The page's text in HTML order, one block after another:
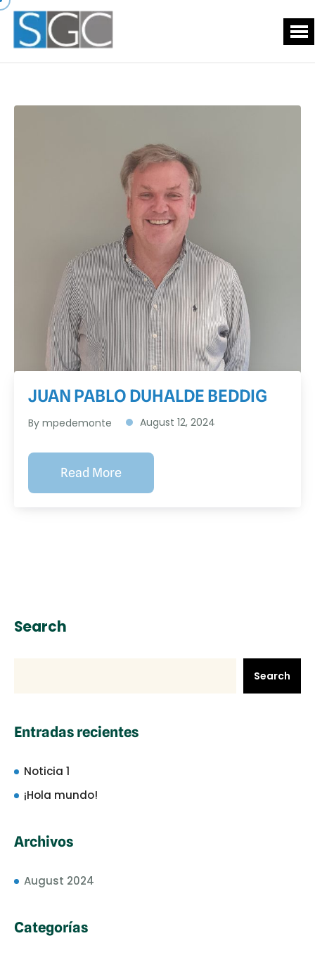
JUAN PABLO DUHALDE BEDDIG
By mpedemonte August 12, 2024
Read More
Search
Search
Entradas recientes
Noticia 1
¡Hola mundo!
Archivos
August 2024
Categorías